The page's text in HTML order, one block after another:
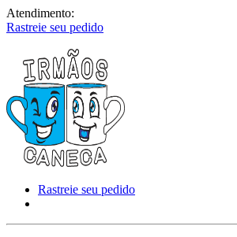
Atendimento:
Rastreie seu pedido
Rastreie seu pedido